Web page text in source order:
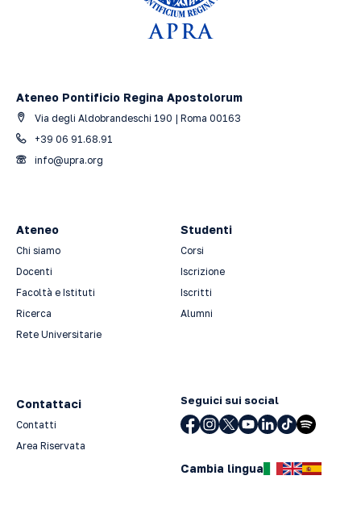
Ateneo Pontificio Regina Apostolorum
Via degli Aldobrandeschi 190 | Roma 00163
+39 06 91.68.91
info@upra.org
Ateneo
Chi siamo
Docenti
Facoltà e Istituti
Ricerca
Rete Universitarie
Studenti
Corsi
Iscrizione
Iscritti
Alumni
Contattaci
Contatti
Area Riservata
Seguici sui social
Cambia lingua